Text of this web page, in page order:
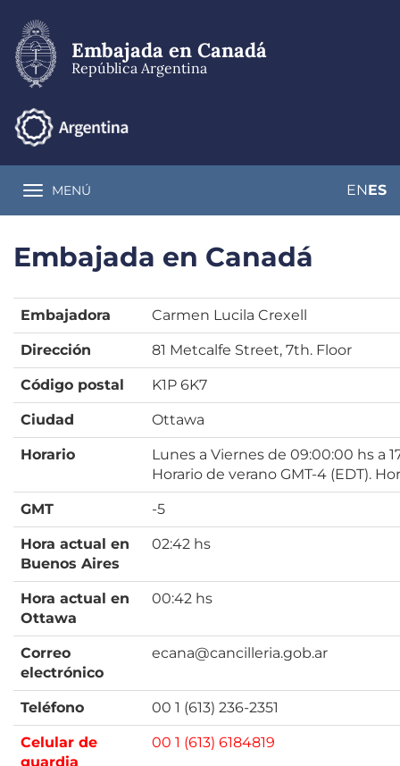
contenido
principal
Embajada en Canadá
República Argentina
Toggle navigation
MENÚ ENES
Embajada en Canadá
Embajadora Carmen Lucila Crexell
Dirección 81 Metcalfe Street, 7th. Floor
Código postal K1P 6K7
Ciudad Ottawa
Horario
Lunes a Viernes de 09:00:00 hs a
Horario de verano GMT-4 (EDT).
GMT -5
Hora actual en
Buenos Aires
02:42 hs
Hora actual en
Ottawa
00:42 hs
Correo
electrónico
ecana@cancilleria.gob.ar
Teléfono 00 1 (613) 236-2351
Celular de
guardia
00 1 (613) 6184819